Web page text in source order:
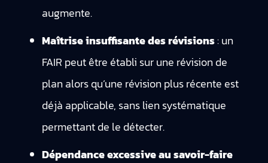
augmente.
Maîtrise insuffisante des révisions: un
FAIR peut être établi sur une révision de
plan alors qu’une révision plus récente est
déjà applicable, sans lien systématique
permettant de le détecter.
Dépendance excessive au savoir-faire